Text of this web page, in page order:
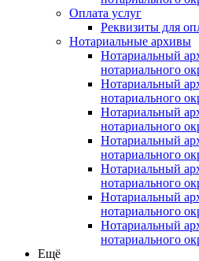
Оплата услуг
Реквизиты для
Нотариальные архивы
Нотариальный
нотариального
Нотариальный
нотариального
Нотариальный
нотариального
Нотариальный
нотариального
Нотариальный
нотариального
Нотариальный
нотариального
Нотариальный
нотариального
Ещё